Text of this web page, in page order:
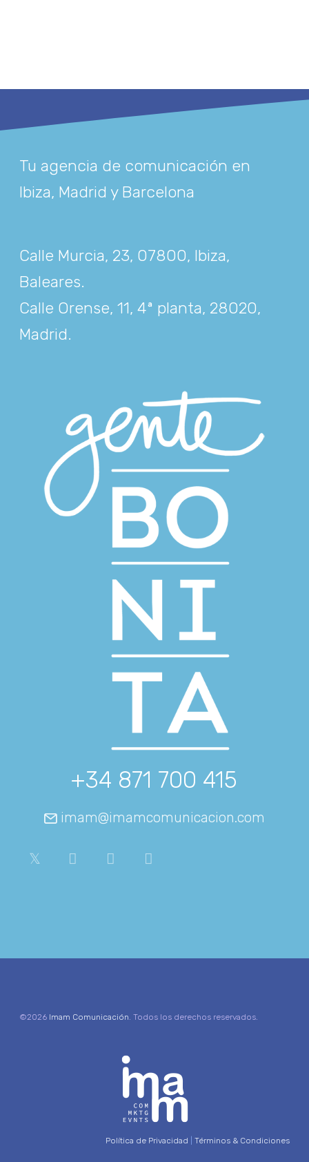
Tu agencia de comunicación en
Ibiza, Madrid y Barcelona
Calle Murcia, 23, 07800, Ibiza,
Baleares.
Calle Orense, 11, 4ª planta, 28020,
Madrid.
+34 871 700 415
imam@imamcomunicacion.com
©2026 Imam Comunicación . Todos los derechos reservados.
Política de Privacidad Términos & Condiciones